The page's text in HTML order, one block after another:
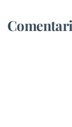
pleno"